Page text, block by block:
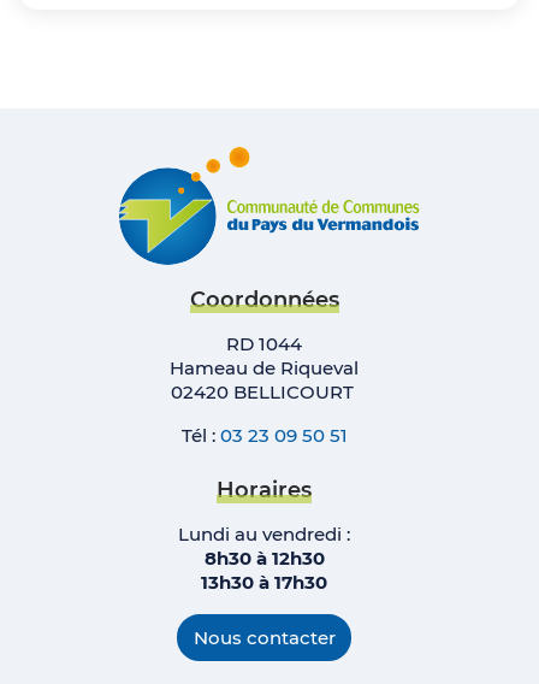
Coordonnées
RD 1044
Hameau de Riqueval
02420 BELLICOURT
Tél : 03 23 09 50 51
Horaires
Lundi au vendredi :
8h30 à 12h30
13h30 à 17h30
Nous contacter